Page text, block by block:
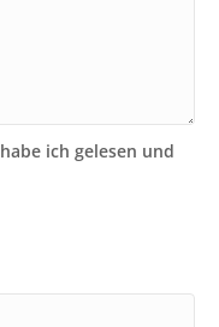
habe ich gelesen und